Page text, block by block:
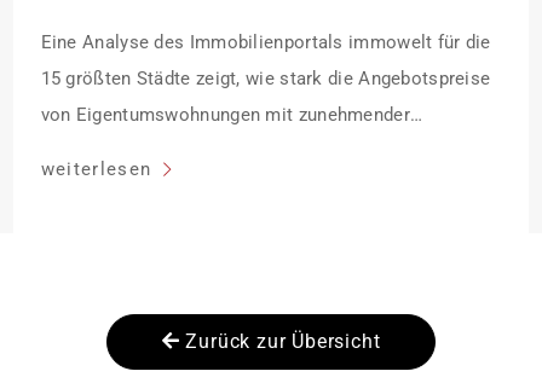
Eine Analyse des Immobilienportals immowelt für die
15 größten Städte zeigt, wie stark die Angebotspreise
von Eigentumswohnungen mit zunehmender
weiterlesen
Zurück zur Übersicht